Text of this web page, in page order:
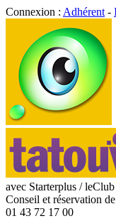
Connexion : Adhérent -
avec Starterplus / leClub
Conseil et réservation
01 43 72 17 00